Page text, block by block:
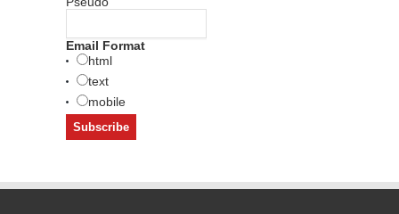
Email Format
html
text
mobile